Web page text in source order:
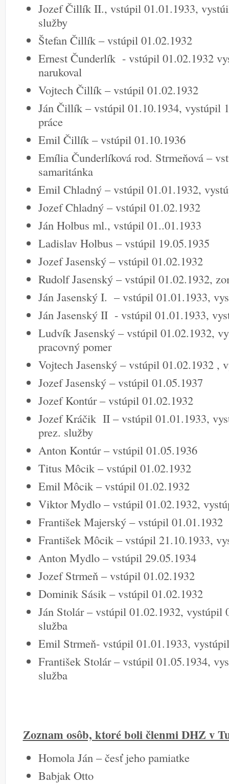
Jozef Čillík II., vstúpil 01.01.1933,
služby
Štefan Čillík – vstúpil 01.02.1932
Ernest Čunderlík - vstúpil 01.02.1932
narukoval
Vojtech Čillík – vstúpil 01.02.1932
Ján Čillík – vstúpil 01.10.1934, vystúpil
práce
Emil Čillík – vstúpil 01.10.1936
Emília Čunderlíková rod. Strmeňová –
samaritánka
Emil Chladný – vstúpil 01.01.1932,
Jozef Chladný – vstúpil 01.02.1932
Ján Holbus ml., vstúpil 01..01.1933
Ladislav Holbus – vstúpil 19.05.1935
Jozef Jasenský – vstúpil 01.02.1932
Rudolf Jasenský – vstúpil 01.02.1932,
Ján Jasenský I. – vstúpil 01.01.1933,
Ján Jasenský II - vstúpil 01.01.1933,
Ludvík Jasenský – vstúpil 01.02.1932,
pracovný pomer
Vojtech Jasenský – vstúpil 01.02.1932 ,
Jozef Jasenský – vstúpil 01.05.1937
Jozef Kontúr – vstúpil 01.02.1932
Jozef Kráčik II – vstúpil 01.01.1933,
prez. služby
Anton Kontúr – vstúpil 01.05.1936
Titus Môcik – vstúpil 01.02.1932
Emil Môcik – vstúpil 01.02.1932
Viktor Mydlo – vstúpil 01.02.1932,
František Majerský – vstúpil 01.01.1932
František Môcik – vstúpil 21.10.1933,
Anton Mydlo – vstúpil 29.05.1934
Jozef Strmeň – vstúpil 01.02.1932
Dominik Sásik – vstúpil 01.02.1932
Ján Stolár – vstúpil 01.02.1932, vystúpil
služba
Emil Strmeň- vstúpil 01.01.1933,
František Stolár – vstúpil 01.05.1934,
služba
Zoznam osôb, ktoré boli členmi DHZ v
Homola Ján – česť jeho pamiatke
Babjak Otto